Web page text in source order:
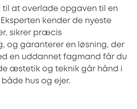
til at overlade opgaven til en
kender de nyeste
sikrer præcis
og garanterer en løsning, der
en uddannet fagmand får du
æstetik og teknik går hånd i
hus og ejer.